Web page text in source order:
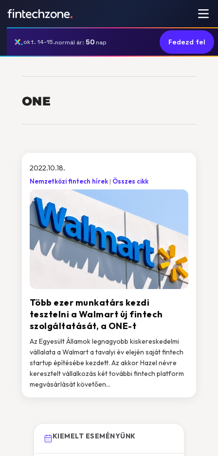
okt. 14-15.normál ár: 50nap Fedezd fel
ONE
Több ezer munkatárs kezdi
tesztelni a Walmart új fintech
szolgáltatását, a ONE-t
2022.10.18.
Nemzetközi fintech hírek Összes cikk
Az Egyesült Államok legnagyobb kiskereskedelmi
vállalata a Walmart a tavalyi év elején saját fintech
startup építésébe kezdett. Az akkor Hazel névre
keresztelt vállalkozás két további fintech platform
megvásárlását követően...
KIEMELT ESEMÉNYÜNK